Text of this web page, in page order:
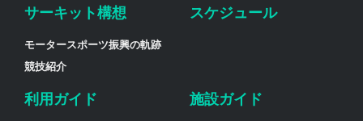
サーキット構想
モータースポーツ振興の軌跡
競技紹介
スケジュール
利用ガイド 施設ガイド